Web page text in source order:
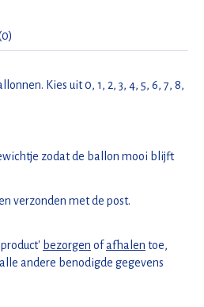
Kies uit 0, 1, 2, 3, 4, 5, 6, 7, 8,
zodat de ballon mooi blijft
verzonden met de post.
bezorgen ofafhalen toe,
andere benodigde gegevens